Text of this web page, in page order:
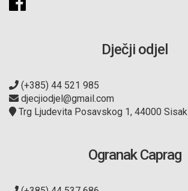
Dječji odjel
(+385) 44 521 985
djecjiodjel@gmail.com
Trg Ljudevita Posavskog 1, 44000 Sisak
Ogranak Caprag